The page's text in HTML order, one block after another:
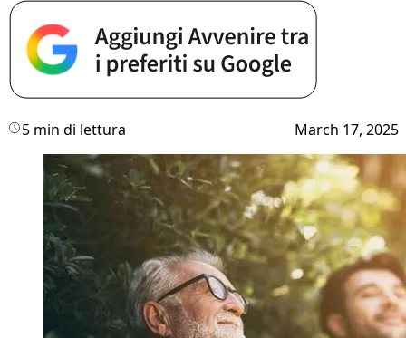
5 min di lettura March 17, 2025